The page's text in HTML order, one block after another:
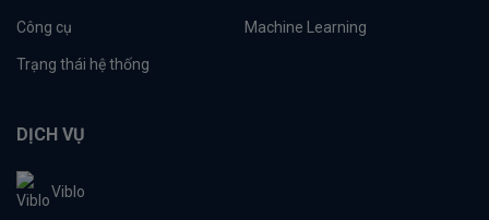
Công cụ Machine Learning
Trạng thái hệ thống
DỊCH VỤ
Viblo